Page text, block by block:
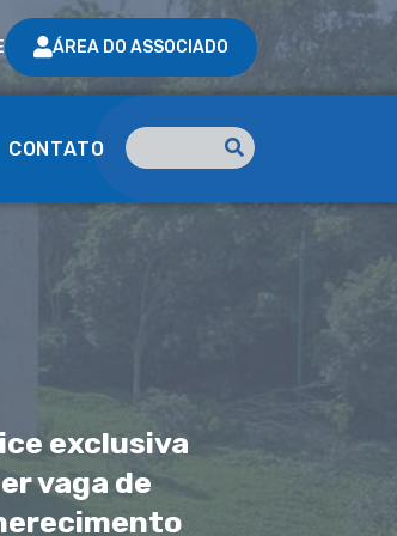
ÁREA DO ASSOCIADO
CONTATO
Pesquisar
exclusiva
vaga de